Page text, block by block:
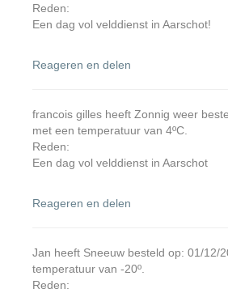
Reden:
Een dag vol velddienst in Aarschot!
Reageren en delen
francois gilles heeft Zonnig weer
met een temperatuur van 4ºC.
Reden:
Een dag vol velddienst in Aarschot
Reageren en delen
Jan heeft Sneeuw besteld op: 01/12/
temperatuur van -20º.
Reden: